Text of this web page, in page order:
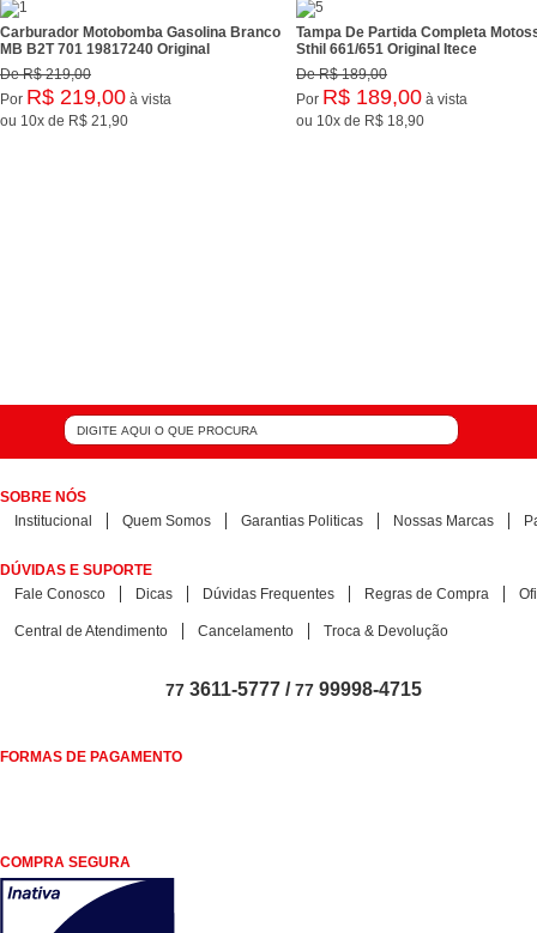
Carburador Motobomba Gasolina Branco
MB B2T 701 19817240 Original
DeR$ 219,00
Por R$ 219,00 à vista
ou 10x de R$ 21,90
Tampa De Partida Completa
Sthil 661/651 Original Itece
DeR$ 189,00
Por R$ 189,00 à vista
ou 10x de R$ 18,90
SOBRE NÓS
Institucional
Quem Somos Garantias Politicas Nossas Marcas
DÚVIDAS E SUPORTE
Fale Conosco
Dicas Dúvidas Frequentes Regras de Compra
Central de Atendimento Cancelamento Troca & Devolução
77 3611-5777 /77 99998-4715
FORMAS DE PAGAMENTO
COMPRA SEGURA